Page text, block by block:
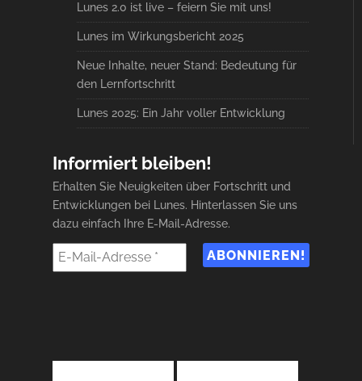
Lunes 2.0 ist live – feiern Sie mit uns!
Lunes im Wirkungsbericht 2025
Neue Inhalte, neuer Stand: Bedeutung für
den Lernfortschritt
Lunes 2025: Ein Jahr voller Entwicklung
Informiert bleiben!
Erhalten Sie Neuigkeiten über Fortschritt und
Entwicklungen bei Lunes. Hinterlassen Sie uns
dazu einfach Ihre E-Mail-Adresse.